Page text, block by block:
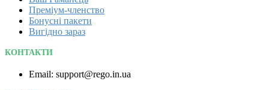
Преміум-членство
Бонусні пакети
Вигідно зараз
КОНТАКТИ
Email: support@rego.in.ua